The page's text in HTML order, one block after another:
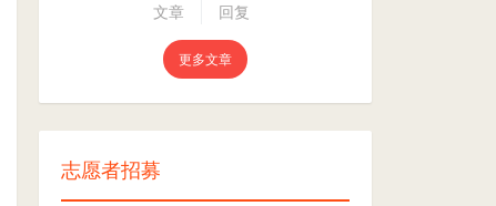
文章
回复
更多文章
志愿者招募